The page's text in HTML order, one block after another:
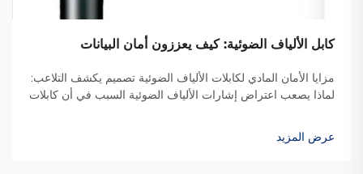
كابل الألياف الضوئية: كيف يعززون أمان البيانات
مزايا الأمان المادي لكابلات الألياف الضوئية تصميم يكشف التلاعب:
لماذا يصعب اعتراض إشارات الألياف الضوئية السبب في أن كابلات
من الإشارات الكهربائية كما هو الحال في الكابلات النحاسية
التقليدية...
عرض المزيد